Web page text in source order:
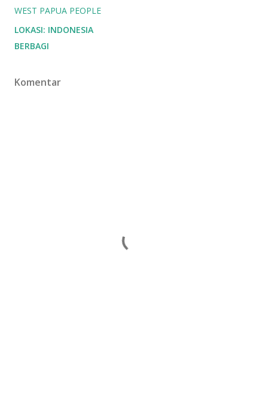
WEST PAPUA PEOPLE
LOKASI: INDONESIA
BERBAGI
Komentar